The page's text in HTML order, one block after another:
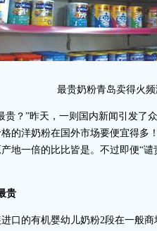
最贵奶粉青岛卖得火
？”昨天，一则国内新闻引发了
的洋奶粉在国外市场要便宜得多
地一倍的比比皆是。不过即便“
贵
的有机婴幼儿奶粉2段在一般商